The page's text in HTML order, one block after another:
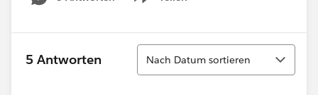
REDSHIFTにデータをPUBLISHすることでローカル
（EXCEL等）と同様にリレーション・結合といったデー
Show menu
5 Antworten
Sortieren
Nach Datum sortieren